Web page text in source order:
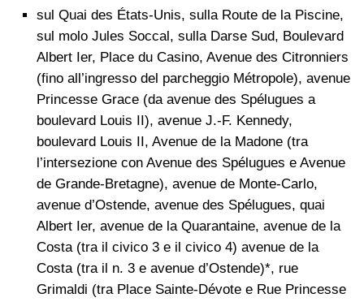
sul Quai des États-Unis, sulla Route de la Piscine,
sul molo Jules Soccal, sulla Darse Sud, Boulevard
Albert Ier, Place du Casino, Avenue des Citronniers
(fino all’ingresso del parcheggio Métropole), avenue
Princesse Grace (da avenue des Spélugues a
boulevard Louis II), avenue J.-F. Kennedy,
boulevard Louis II, Avenue de la Madone (tra
l’intersezione con Avenue des Spélugues e Avenue
de Grande-Bretagne), avenue de Monte-Carlo,
avenue d’Ostende, avenue des Spélugues, quai
Albert Ier, avenue de la Quarantaine, avenue de la
Costa (tra il civico 3 e il civico 4) avenue de la
Costa (tra il n. 3 e avenue d’Ostende)*, rue
Grimaldi (tra Place Sainte-Dévote e Rue Princesse